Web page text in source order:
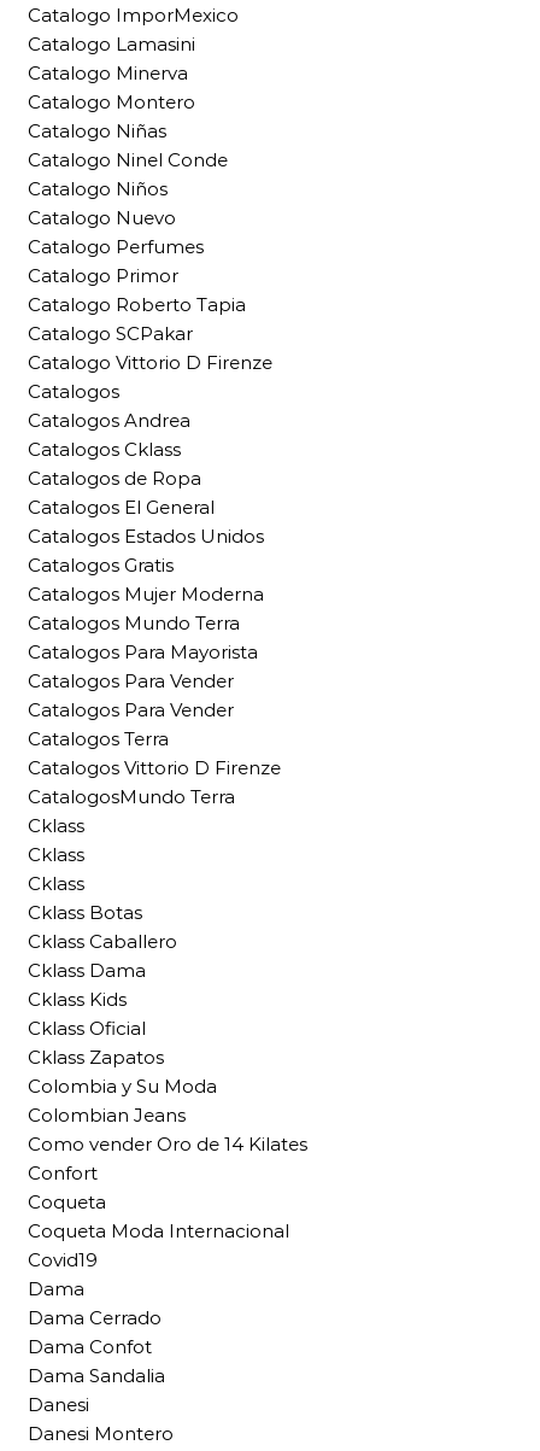
Catalogo ImporMexico
Catalogo Lamasini
Catalogo Minerva
Catalogo Montero
Catalogo Niñas
Catalogo Ninel Conde
Catalogo Niños
Catalogo Nuevo
Catalogo Perfumes
Catalogo Primor
Catalogo Roberto Tapia
Catalogo SCPakar
Catalogo Vittorio D Firenze
Catalogos
Catalogos Andrea
Catalogos Cklass
Catalogos de Ropa
Catalogos El General
Catalogos Estados Unidos
Catalogos Gratis
Catalogos Mujer Moderna
Catalogos Mundo Terra
Catalogos Para Mayorista
Catalogos Para Vender
Catalogos Para Vender
Catalogos Terra
Catalogos Vittorio D Firenze
CatalogosMundo Terra
Cklass
Cklass
Cklass
Cklass Botas
Cklass Caballero
Cklass Dama
Cklass Kids
Cklass Oficial
Cklass Zapatos
Colombia y Su Moda
Colombian Jeans
Como vender Oro de 14 Kilates
Confort
Coqueta
Coqueta Moda Internacional
Covid19
Dama
Dama Cerrado
Dama Confot
Dama Sandalia
Danesi
Danesi Montero